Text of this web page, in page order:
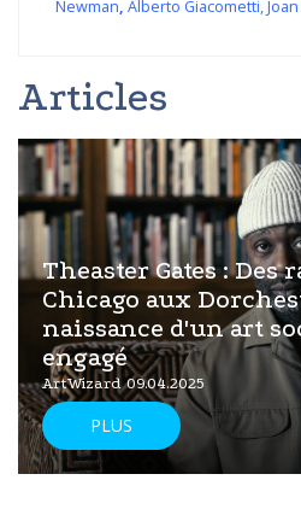
Newman, Alberto Giacometti,
Articles
Theaster Gates : Des
Chicago aux
naissance d'un art
engagé
ArtWizard 09.04.2025
PLUS